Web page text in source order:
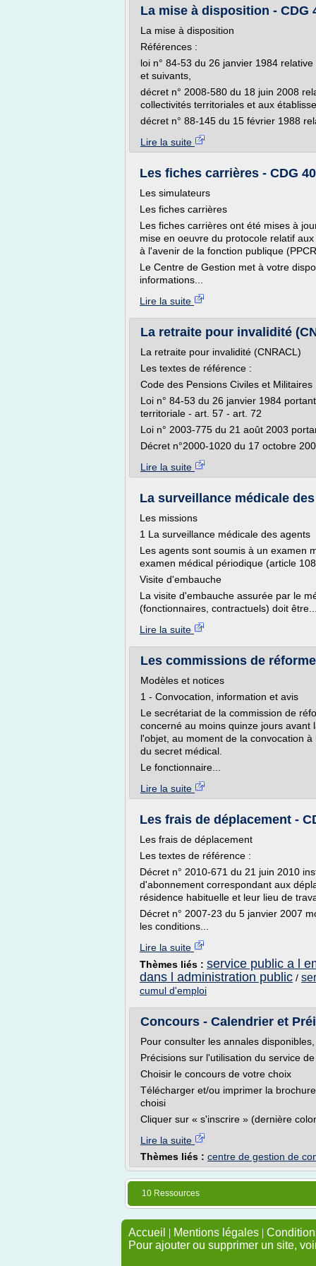
La mise à disposition - CDG
La mise à disposition
Références :
loi n° 84-53 du 26 janvier 1984
et suivants,
décret n° 2008-580 du 18 juin 2008
collectivités territoriales et aux
décret n° 88-145 du 15 février 1988
Lire la suite
Les fiches carrières - CDG 40
Les simulateurs
Les fiches carrières
Les fiches carrières ont été mises à
mise en oeuvre du protocole relatif
à l'avenir de la fonction publique
Le Centre de Gestion met à votre
informations...
Lire la suite
La retraite pour invalidité
La retraite pour invalidité (CNRACL)
Les textes de référence :
Code des Pensions Civiles et Militaires
Loi n° 84-53 du 26 janvier 1984
territoriale - art. 57 - art. 72
Loi n° 2003-775 du 21 août 2003
Décret n°2000-1020 du 17 octobre
Lire la suite
La surveillance médicale
Les missions
1 La surveillance médicale des agents
Les agents sont soumis à un examen
examen médical périodique (article
Visite d'embauche
La visite d'embauche assurée par le
(fonctionnaires, contractuels) doit
Lire la suite
Les commissions de
Modèles et notices
1 - Convocation, information et avis
Le secrétariat de la commission de
concerné au moins quinze jours
l'objet, au moment de la convocation
du secret médical.
Le fonctionnaire...
Lire la suite
Les frais de déplacement -
Les frais de déplacement
Les textes de référence :
Décret n° 2010-671 du 21 juin 2010
d'abonnement correspondant aux
résidence habituelle et leur lieu de
Décret n° 2007-23 du 5 janvier 2007
les conditions...
Lire la suite
Thèmes liés : service public a l
dans l administration public /
cumul d'emploi
Concours - Calendrier et
Pour consulter les annales
Précisions sur l'utilisation du service
Choisir le concours de votre choix
Télécharger et/ou imprimer la
choisi
Cliquer sur « s'inscrire » (dernière
Lire la suite
Thèmes liés : centre de gestion de
10 Ressources
Accueil | Mentions légales |
Pour ajouter ou supprimer un site,